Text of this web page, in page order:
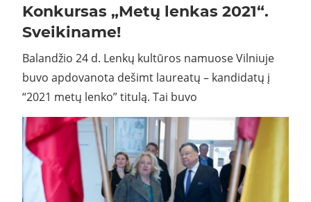
Konkursas „Metų lenkas 2021“.
Sveikiname!
Balandžio 24 d. Lenkų kultūros namuose Vilniuje
buvo apdovanota dešimt laureatų – kandidatų į
“2021 metų lenko” titulą. Tai buvo